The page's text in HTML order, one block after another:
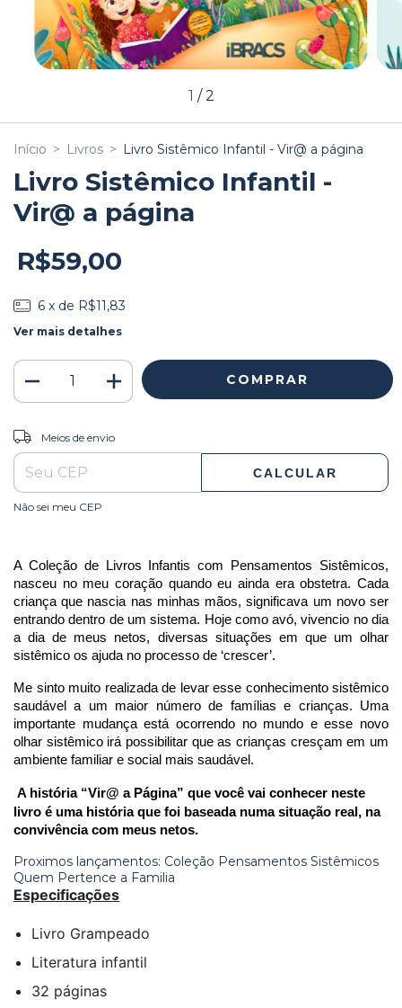
1 /2
Início > Livros > Livro Sistêmico Infantil - Vir@ a página
Livro Sistêmico Infantil -
Vir@ a página
R$59,00
6 x de R$11,83
Ver mais detalhes
Entregas para o CEP:
Meios de envio
CALCULAR
Não sei meu CEP
A Coleção de Livros Infantis com Pensamentos Sistêmicos,
nasceu no meu coração quando eu ainda era obstetra. Cada
criança que nascia nas minhas mãos, significava um novo ser
entrando dentro de um sistema. Hoje como avó, vivencio no dia
a dia de meus netos, diversas situações em que um olhar
sistêmico os ajuda no processo de ‘crescer’.
Me sinto muito realizada de levar esse conhecimento sistêmico
saudável a um maior número de famílias e crianças. Uma
importante mudança está ocorrendo no mundo e esse novo
olhar sistêmico irá possibilitar que as crianças cresçam em um
ambiente familiar e social mais saudável.
A história “Vir@ a Página” que você vai conhecer neste
livro é uma história que foi baseada numa situação real, na
convivência com meus netos.
Proximos lançamentos: Coleção Pensamentos Sistêmicos
Quem Pertence a Familia
Especificações
Livro Grampeado
Literatura infantil
32 páginas